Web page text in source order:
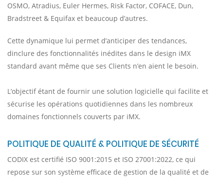
OSMO, Atradius, Euler Hermes, Risk Factor, COFACE, Dun,
Bradstreet & Equifax et beaucoup d’autres.
Cette dynamique lui permet d’anticiper des tendances,
dinclure des fonctionnalités inédites dans le design iMX
standard avant même que ses Clients n’en aient le besoin.
L’objectif étant de fournir une solution logicielle qui facilite et
sécurise les opérations quotidiennes dans les nombreux
domaines fonctionnels couverts par iMX.
POLITIQUE DE QUALITÉ & POLITIQUE DE SÉCURITÉ
CODIX est certifié ISO 9001:2015 et ISO 27001:2022, ce qui
repose sur son système efficace de gestion de la qualité et de